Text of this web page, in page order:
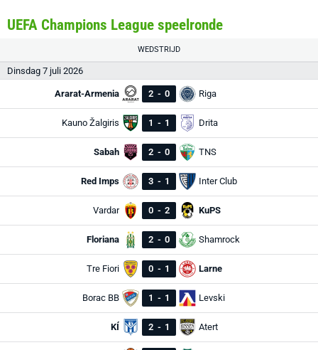
UEFA Champions League speelronde
WEDSTRIJD
Dinsdag 7 juli 2026
Ararat-Armenia 2 - 0 Riga
Kauno Žalgiris 1 - 1 Drita
Sabah 2 - 0 TNS
Red Imps 3 - 1 Inter Club
Vardar 0 - 2 KuPS
Floriana 2 - 0 Shamrock
Tre Fiori 0 - 1 Larne
Borac BB 1 - 1 Levski
KÍ 2 - 1 Atert